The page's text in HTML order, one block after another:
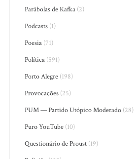
Parábolas de Kafka (2)
Podcasts (1)
Poesia (71)
Política (591)
Porto Alegre (198)
Provocações (25)
PUM — Partido Utópico Moderado (28)
Puro YouTube (10)
Questionário de Proust (19)